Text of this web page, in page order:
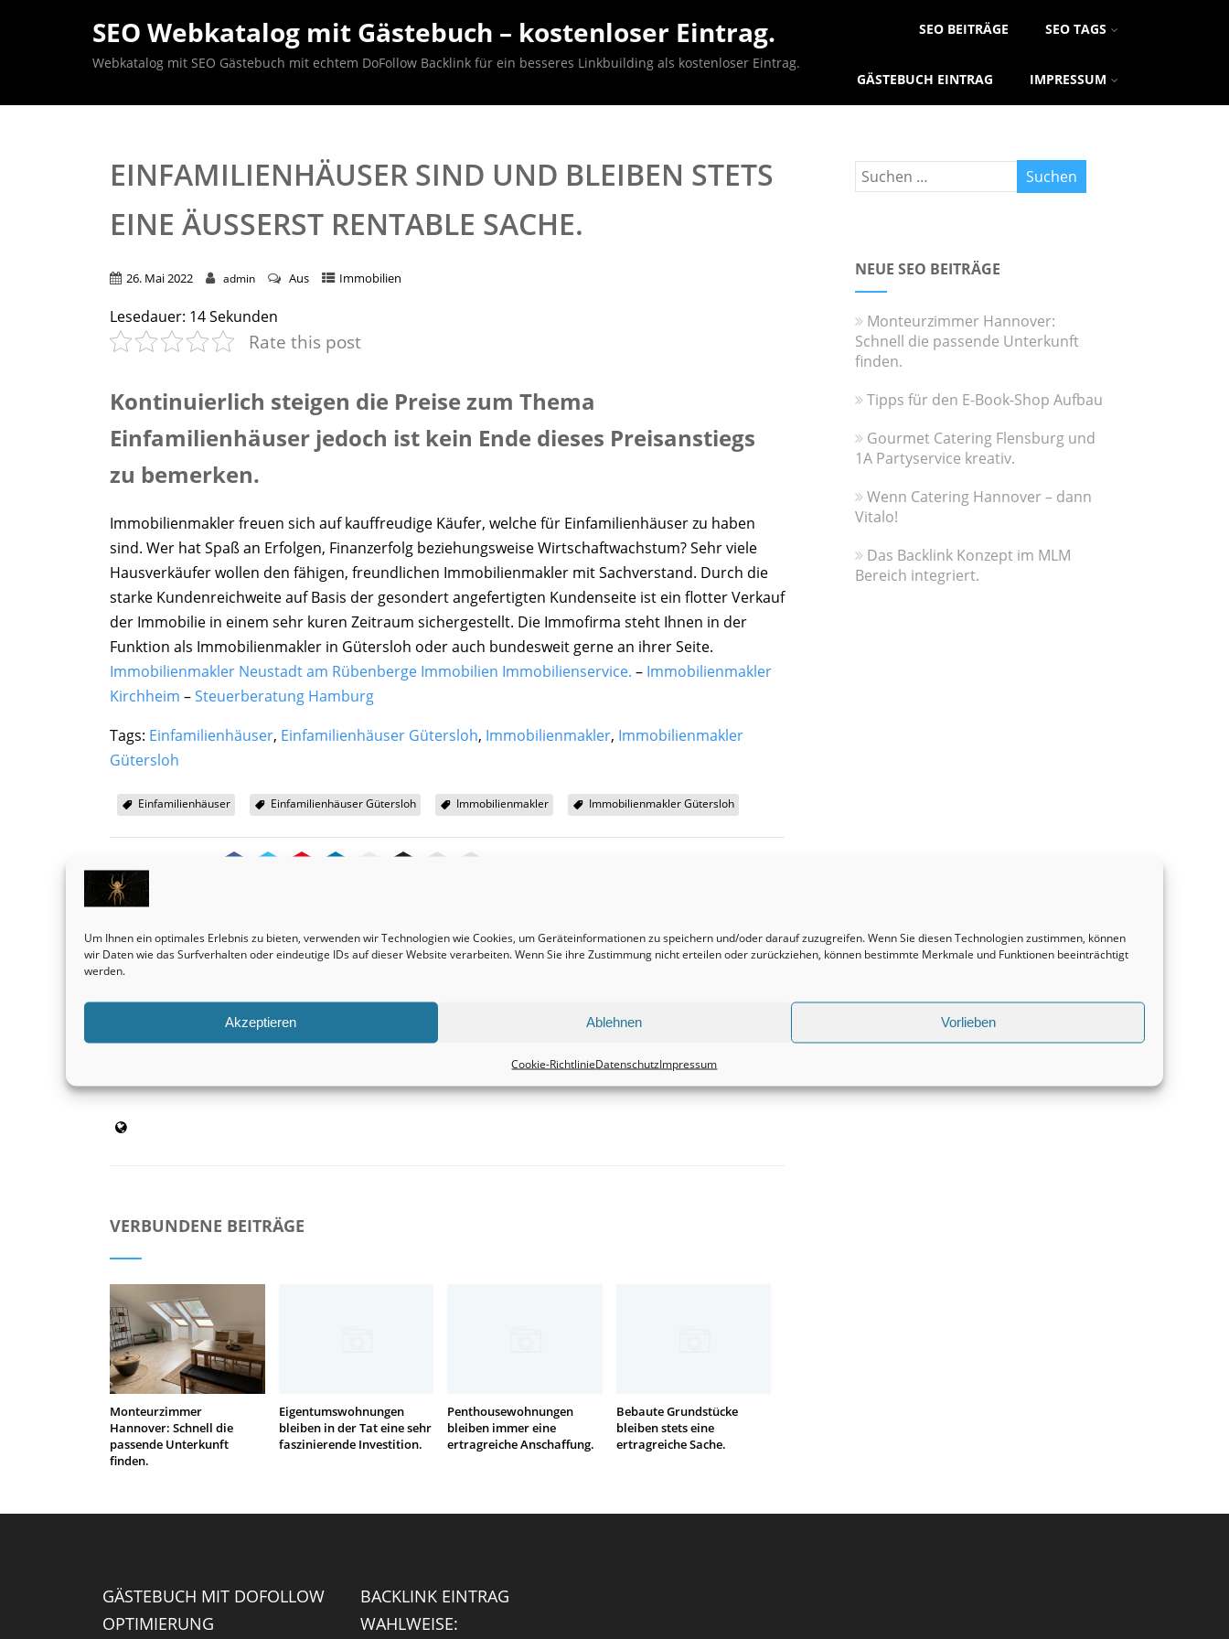
Um Ihnen ein optimales Erlebnis zu bieten, verwenden wir Technologien wie Cookies, um Geräteinformationen zu speichern und/oder darauf zuzugreifen. Wenn Sie diesen Technologien zustimmen, können
wir Daten wie das Surfverhalten oder eindeutige IDs auf dieser Website verarbeiten. Wenn Sie ihre Zustimmung nicht erteilen oder zurückziehen, können bestimmte Merkmale und Funktionen beeinträchtigt
werden.
Akzeptieren Ablehnen Vorlieben
Cookie-RichtlinieDatenschutzImpressum
SEO Webkatalog mit Gästebuch – kostenloser Eintrag.
Webkatalog mit SEO Gästebuch mit echtem DoFollow Backlink für ein besseres Linkbuilding als kostenloser Eintrag.
SEO BEITRÄGE SEO TAGS
GÄSTEBUCH EINTRAG IMPRESSUM
EINFAMILIENHÄUSER SIND UND BLEIBEN STETS
EINE ÄUSSERST RENTABLE SACHE.
26. Mai 2022 admin Aus Immobilien
Lesedauer: 14Sekunden
Rate this post
Kontinuierlich steigen die Preise zum Thema
Einfamilienhäuser jedoch ist kein Ende dieses Preisanstiegs
zu bemerken.
Immobilienmakler freuen sich auf kauffreudige Käufer, welche für Einfamilienhäuser zu haben
sind. Wer hat Spaß an Erfolgen, Finanzerfolg beziehungsweise Wirtschaftwachstum? Sehr viele
Hausverkäufer wollen den fähigen, freundlichen Immobilienmakler mit Sachverstand. Durch die
starke Kundenreichweite auf Basis der gesondert angefertigten Kundenseite ist ein flotter Verkauf
der Immobilie in einem sehr kuren Zeitraum sichergestellt. Die Immofirma steht Ihnen in der
Funktion als Immobilienmakler in Gütersloh oder auch bundesweit gerne an ihrer Seite.
Immobilienmakler Neustadt am Rübenberge Immobilien Immobilienservice. – Immobilienmakler
Kirchheim –Steuerberatung Hamburg
Tags: Einfamilienhäuser, Einfamilienhäuser Gütersloh, Immobilienmakler, Immobilienmakler
Gütersloh
Einfamilienhäuser Einfamilienhäuser Gütersloh Immobilienmakler Immobilienmakler Gütersloh
SHARE THIS
Vorheriger Beitrag
Grundstücke sind durchweg eine außerordentlich
lukrative Sache.
Nächster Beitrag
Eigentumswohnungen sind durchweg eine
VERBUNDENE BEITRÄGE
Monteurzimmer
Hannover: Schnell die
passende Unterkunft
finden.
Eigentumswohnungen
bleiben in der Tat eine sehr
faszinierende Investition.
Penthousewohnungen
bleiben immer eine
ertragreiche Anschaffung.
Bebaute Grundstücke
bleiben stets eine
ertragreiche Sache.
NEUE SEO BEITRÄGE
Monteurzimmer Hannover:
Schnell die passende Unterkunft
finden.
Tipps für den E-Book-Shop Aufbau
Gourmet Catering Flensburg und
1A Partyservice kreativ.
Wenn Catering Hannover – dann
Vitalo!
Das Backlink Konzept im MLM
Bereich integriert.
GÄSTEBUCH MIT DOFOLLOW
OPTIMIERUNG
BACKLINK EINTRAG
WAHLWEISE: